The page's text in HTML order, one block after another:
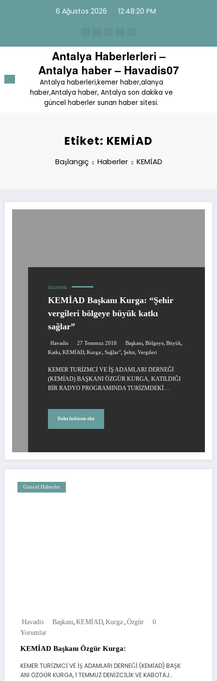
6 Ağustos 2026 12:48:20 PM
Antalya Haberlerleri –
Antalya haber – Havadis07
Antalya haberleri,kemer haber,alanya
haber,Antalya haber, Antalya son dakika ve
güncel haberler sunan haber sitesi.
Etiket: KEMİAD
Başlangıç Haberler KEMİAD
EKONOMI
KEMİAD Başkanı Kurga: “Şehir
vergileri bölgeye büyük katkı
sağlar”
Havadis 27 Temmuz 2018 Başkanı, Bölgeye, Büyük,
Katkı, KEMİAD, Kurga:, Sağlar”, Şehir, Vergileri
KEMER TURİZMCİ VE İŞ ADAMLARI DERNEĞİ
(KEMİAD) BAŞKANI ÖZGÜR KURGA, KATILDIĞI
BİR RADYO PROGRAMINDA TURİZMDEKİ…
Daha fazlasını oku
Güncel Haberler
Havadis Başkanı, KEMİAD, Kurga:, Özgür
0
Yorumlar
KEMİAD Başkanı Özgür Kurga:
KEMER TURİZMCİ VE İŞ ADAMLARI DERNEĞİ (KEMİAD) BAŞK
ANI ÖZGÜR KURGA, 1 TEMMUZ DENİZCİLİK VE KABOTAJ…